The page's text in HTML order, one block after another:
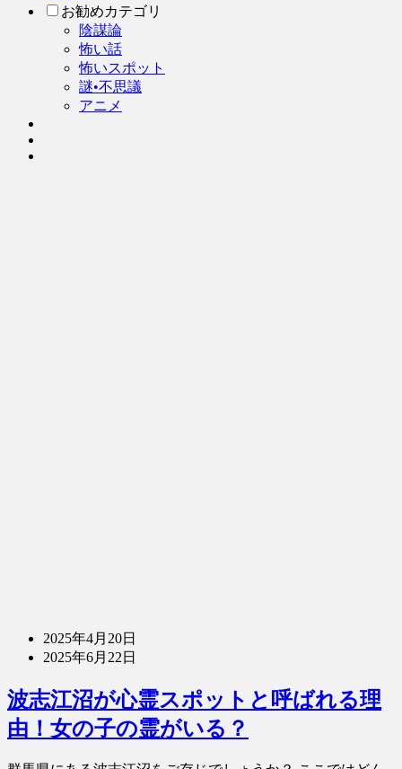
お勧めカテゴリ
陰謀論
怖い話
怖いスポット
謎•不思議
アニメ
2025年4月20日
2025年6月22日
波志江沼が心霊スポットと呼ばれる理
由！女の子の霊がいる？